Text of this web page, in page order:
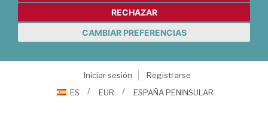
RECHAZAR
CAMBIAR PREFERENCIAS
Iniciar sesión
Registrarse
ES
EUR ESPAÑA PENINSULAR